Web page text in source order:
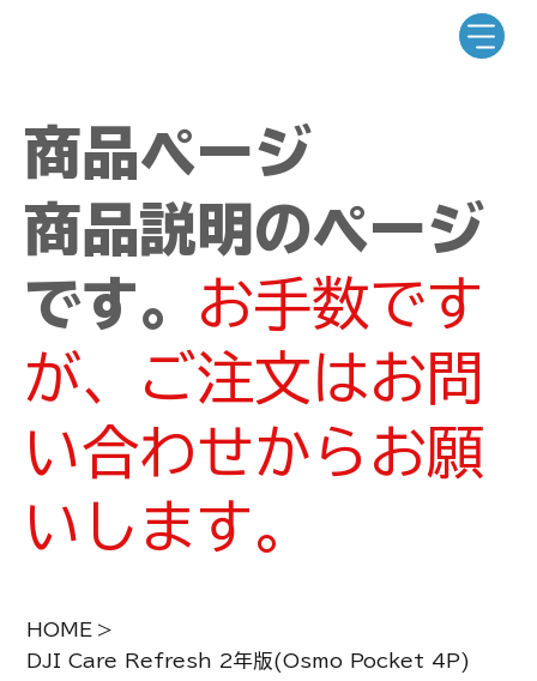
商品ページ
商品説明のページ
です。 お手数です
が、ご注文はお問
い合わせからお願
いします。
HOME >
DJI Care Refresh 2年版(Osmo Pocket 4P)